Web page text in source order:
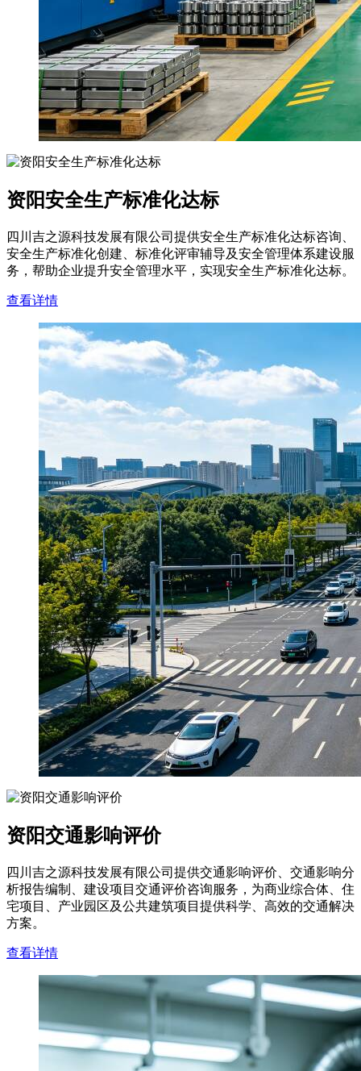
资阳安全生产标准化达标
四川吉之源科技发展有限公司提供安全生产标准化达标咨询、
安全生产标准化创建、标准化评审辅导及安全管理体系建设服
务，帮助企业提升安全管理水平，实现安全生产标准化达标。
查看详情
资阳交通影响评价
四川吉之源科技发展有限公司提供交通影响评价、交通影响分
析报告编制、建设项目交通评价咨询服务，为商业综合体、住
宅项目、产业园区及公共建筑项目提供科学、高效的交通解决
方案。
查看详情